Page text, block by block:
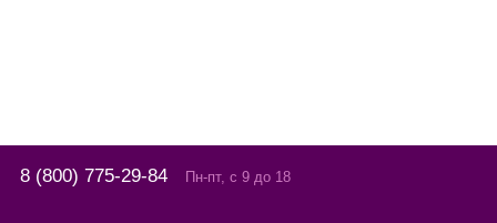
8 (800) 775-29-84 Пн-пт, с 9 до 18